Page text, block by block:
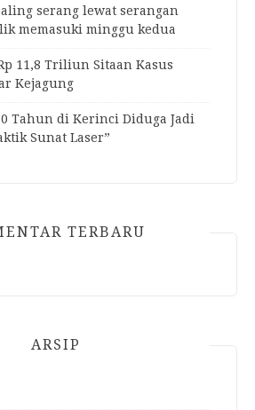
serang lewat serangan
memasuki minggu kedua
11,8 Triliun Sitaan Kasus
Kejagung
Tahun di Kerinci Diduga Jadi
Sunat Laser”
TERBARU
ARSIP